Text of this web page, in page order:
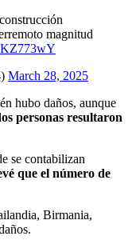
magnitud
March 28, 2025
hubo daños, aunque
personas resultaron
se contabilizan
que el número de
Birmania,